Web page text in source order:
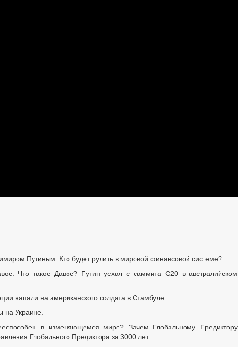
Путиным. Кто будет рулить в мировой финансовой системе?
Что такое Давос? Путин уехал с саммита G20 в австралийском
напали на американского солдата в Стамбуле.
на Украине.
в изменяющемся мире? Зачем Глобальному Предиктору
Глобального Предиктора за 3000 лет.